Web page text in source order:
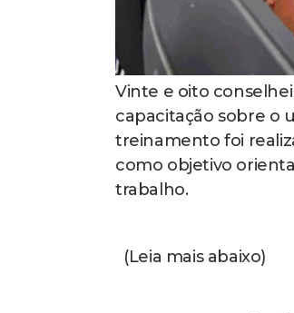
Vinte e oito
capacitação sobre o
treinamento foi
como objetivo
trabalho.
(Leia mais abaixo)